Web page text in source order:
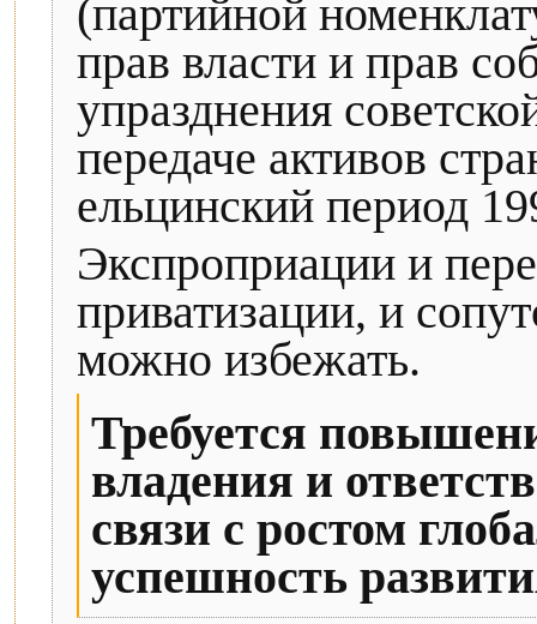
(партийной
прав власти и прав
упразднения
передаче активов
ельцинский период
Экспроприации и
приватизации, и
можно избежать.
Требуется
владения и
связи с ростом
успешность